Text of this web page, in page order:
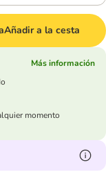
Añadir a la cesta
Más información
momento